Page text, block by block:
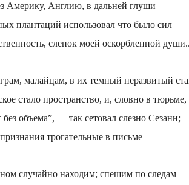
Америку, Англию, в дальней глуши
плантаций использовал что было сил
слепок моей оскорбленной
малайцам, в их темный неразвитый
стало пространство, и, словно в тюрьме,
без объема”, — так сетовал слезно Сезанн;
трогательные в письме
случайно находим; спешим по следам